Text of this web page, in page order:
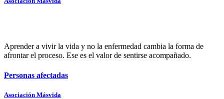
Aprender a vivir la vida y no la enfermedad cambia la forma de
afrontar el proceso. Ese es el valor de sentirse acompañado.
Personas afectadas
Asociación Másvida